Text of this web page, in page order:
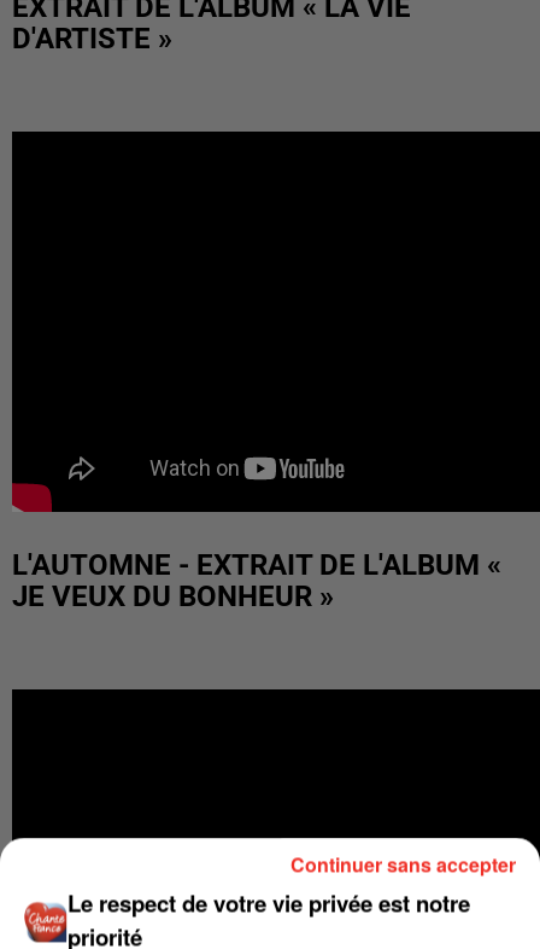
EXTRAIT DE L'ALBUM « LA VIE
D'ARTISTE »
L'AUTOMNE - EXTRAIT DE L'ALBUM «
JE VEUX DU BONHEUR »
Le respect de votre vie privée est notre
priorité
Continuer sans accepter